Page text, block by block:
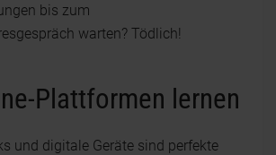
bis zum
warten? Tödlich!
Plattformen lernen
und digitale Geräte sind perfekte